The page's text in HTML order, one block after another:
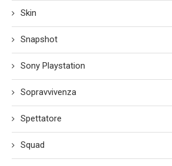
Skin
Snapshot
Sony Playstation
Sopravvivenza
Spettatore
Squad